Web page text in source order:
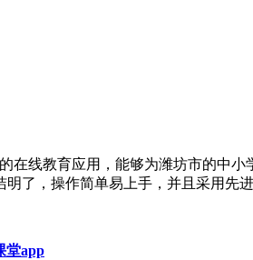
在线教育应用，能够为潍坊市的中
了，操作简单易上手，并且采用先
堂app